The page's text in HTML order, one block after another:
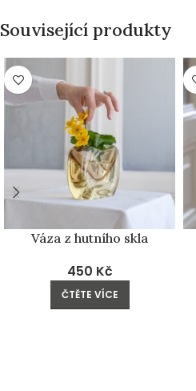
Související produkty
PRODÁNO
Váza z hutního skla
450 Kč
ČTĚTE VÍCE